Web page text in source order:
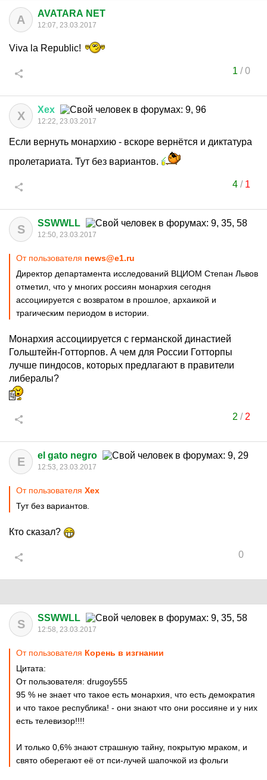
A AVATARA NET
12:07, 23.03.2017
Viva la Republic!
1 /0
Х Хех
12:22, 23.03.2017
Если вернуть монархию - вскоре вернётся и диктатура
пролетариата. Тут без вариантов.
4/ 1
S SSWWLL
12:50, 23.03.2017
От пользователя news@e1.ru
Директор департамента исследований ВЦИОМ Степан Львов
отметил, что у многих россиян монархия сегодня
ассоциируется с возвратом в прошлое, архаикой и
трагическим периодом в истории.
Монархия ассоциируется с германской династией
Гольштейн-Готторпов. А чем для России Готторпы
лучше пиндосов, которых предлагают в правители
либералы?
2 / 2
E el gato negro
12:53, 23.03.2017
От пользователя Хех
Тут без вариантов.
Кто сказал?
0
S SSWWLL
12:58, 23.03.2017
От пользователя Корень в изгнании
Цитата:
От пользователя: drugoy555
95 % не знает что такое есть монархия, что есть демократия
и что такое республика! - они знают что они россияне и у них
есть телевизор!!!!
И только 0,6% знают страшную тайну, покрытую мраком, и
свято оберегают её от пси-лучей шапочкой из фольги